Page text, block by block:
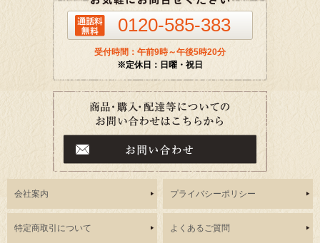
0120-585-383
受付時間：午前9時～午後5時20分
※定休日：日曜・祝日
会社案内 プライバシーポリシー
特定商取引について よくあるご質問